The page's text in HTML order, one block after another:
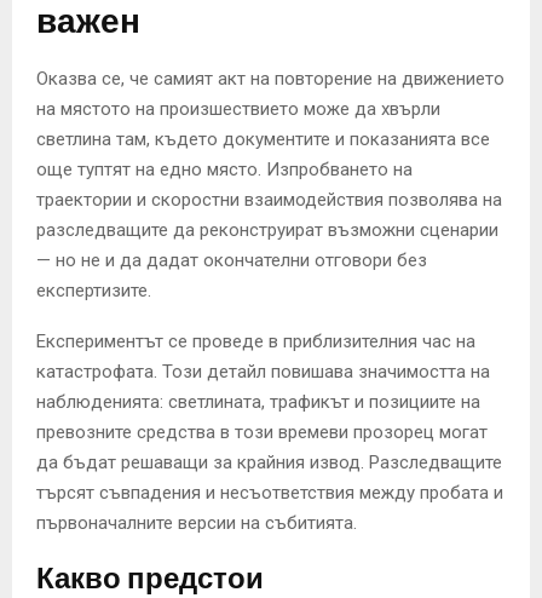
важен
Оказва се, че самият акт на повторение на движението
на мястото на произшествието може да хвърли
светлина там, където документите и показанията все
още туптят на едно място. Изпробването на
траектории и скоростни взаимодействия позволява на
разследващите да реконструират възможни сценарии
— но не и да дадат окончателни отговори без
експертизите.
Експериментът се проведе в приблизителния час на
катастрофата. Този детайл повишава значимостта на
наблюденията: светлината, трафикът и позициите на
превозните средства в този времеви прозорец могат
да бъдат решаващи за крайния извод. Разследващите
търсят съвпадения и несъответствия между пробата и
първоначалните версии на събитията.
Какво предстои